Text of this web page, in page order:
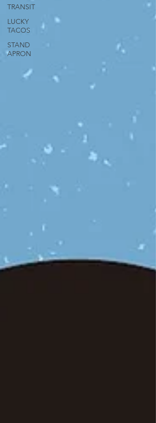
TRANSIT
LUCKY
TACOS
STAND
APRON